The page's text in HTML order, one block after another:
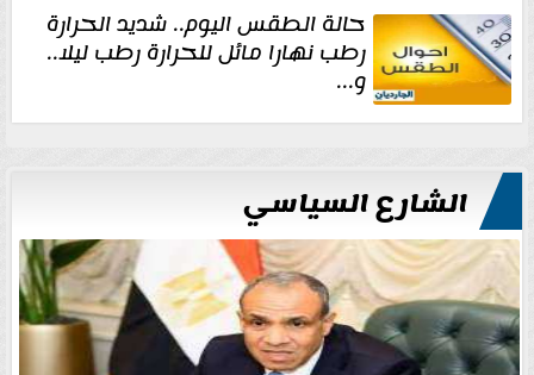
حالة الطقس اليوم.. شديد الحرارة
رطب نهارا مائل للحرارة رطب ليلا..
و...
الشارع السياسي